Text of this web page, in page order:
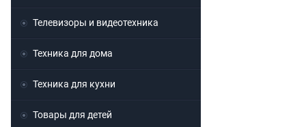
Телевизоры и видеотехника
Техника для дома
Техника для кухни
Товары для детей